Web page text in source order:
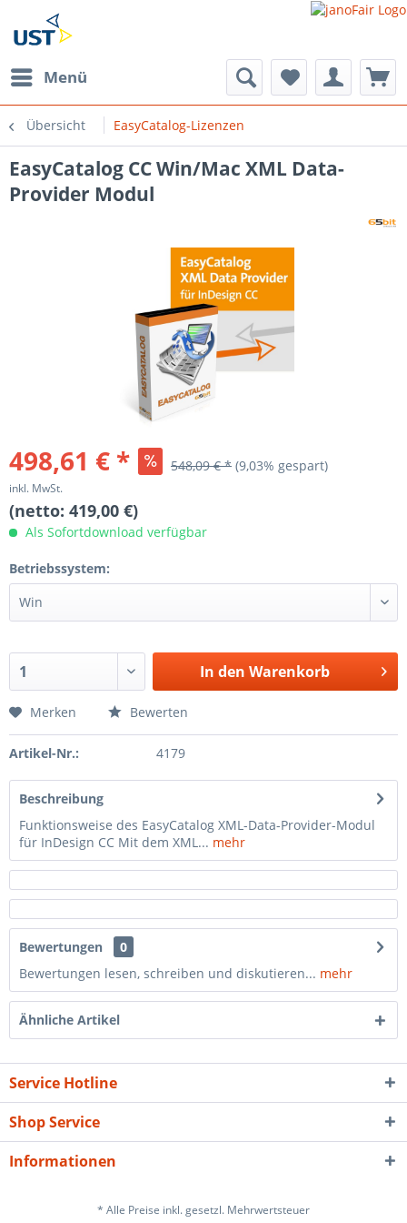
Menü
Übersicht EasyCatalog-Lizenzen
EasyCatalog CC Win/Mac XML Data-
Provider Modul
498,61 € * 548,09 € * (9,03% gespart)
inkl. MwSt.
(netto: 419,00 €)
Als Sofortdownload verfügbar
Betriebssystem:
In den Warenkorb
Merken Bewerten
Artikel-Nr.: 4179
Beschreibung
Funktionsweise des EasyCatalog XML-Data-Provider-Modul
für InDesign CC Mit dem XML... mehr
Bewertungen
0
Bewertungen lesen, schreiben und diskutieren... mehr
Ähnliche Artikel
Service Hotline
Shop Service
Informationen
* Alle Preise inkl. gesetzl. Mehrwertsteuer